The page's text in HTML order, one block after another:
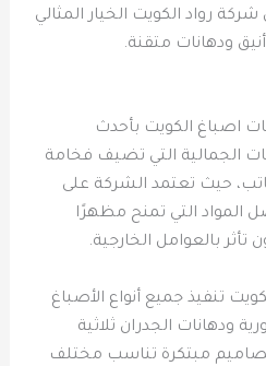
رواد الكويت الخيار المثالي
ودهانات متقنة.
اصباغ الكويت بأحدث
الجمالية التي تضيف فخامة
حيث تعتمد الشركة على
المواد التي تمنح مظهرًا
بالعوامل الخارجية.
تنفيذ جميع أنواع الأصباغ
ودهانات الجدران ثلاثية
تصاميم مبتكرة تناسب مختلف